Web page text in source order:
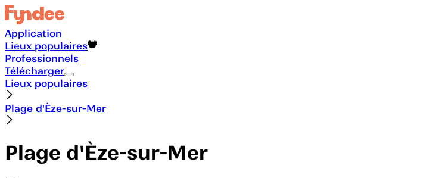
Application
Lieux populaires
Professionnels
Télécharger
Lieux populaires
Plage d'Èze-sur-Mer
Plage d'Èze-sur-Mer